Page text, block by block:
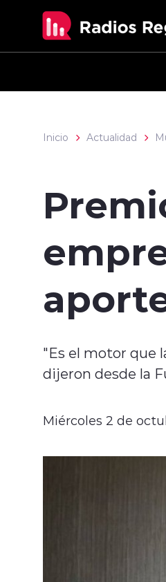
Inicio Actualidad
"Es el motor que
dijeron desde la
Miércoles 2 de